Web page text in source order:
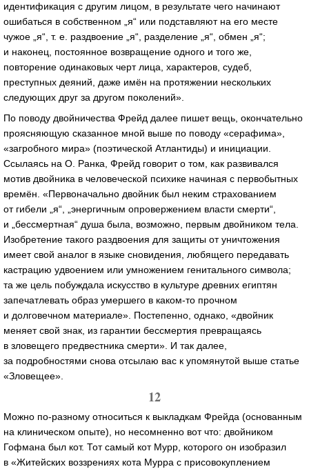
идентификация с другим лицом, в результате чего начинают
ошибаться в собственном „я“ или подставляют на его месте
чужое „я“, т. е. раздвоение „я“, разделение „я“, обмен „я“;
и наконец, постоянное возвращение одного и того же,
повторение одинаковых черт лица, характеров, судеб,
преступных деяний, даже имён на протяжении нескольких
следующих друг за другом поколений».
По поводу двойничества Фрейд далее пишет вещь, окончательно
проясняющую сказанное мной выше по поводу «серафима»,
«загробного мира» (поэтической Атлантиды) и инициации.
Ссылаясь на О. Ранка, Фрейд говорит о том, как развивался
мотив двойника в человеческой психике начиная с первобытных
времён. «Первоначально двойник был неким страхованием
от гибели „я“, „энергичным опровержением власти смерти“,
и „бессмертная“ душа была, возможно, первым двойником тела.
Изобретение такого раздвоения для защиты от уничтожения
имеет свой аналог в языке сновидения, любящего передавать
кастрацию удвоением или умножением генитального символа;
та же цель побуждала искусство в культуре древних египтян
запечатлевать образ умершего в каком-то прочном
и долговечном материале». Постепенно, однако, «двойник
меняет свой знак, из гарантии бессмертия превращаясь
в зловещего предвестника смерти». И так далее,
за подробностями снова отсылаю вас к упомянутой выше статье
«Зловещее».
12
Можно по-разному относиться к выкладкам Фрейда (основанным
на клиническом опыте), но несомненно вот что: двойником
Гофмана был кот. Тот самый кот Мурр, которого он изобразил
в «Житейских воззрениях кота Мурра с присовокуплением